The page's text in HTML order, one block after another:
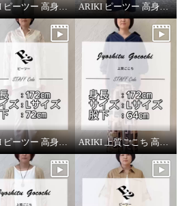
ARIKI ピーツー 高身長スタッフがはいてみました！ ARIKI ピーツー 高身長スタッフがはいてみました！
ARIKI ピーツー 高身長スタッフがはいてみました！ ARIKI 上質ごこち 高身長スタッフがはいてみました！